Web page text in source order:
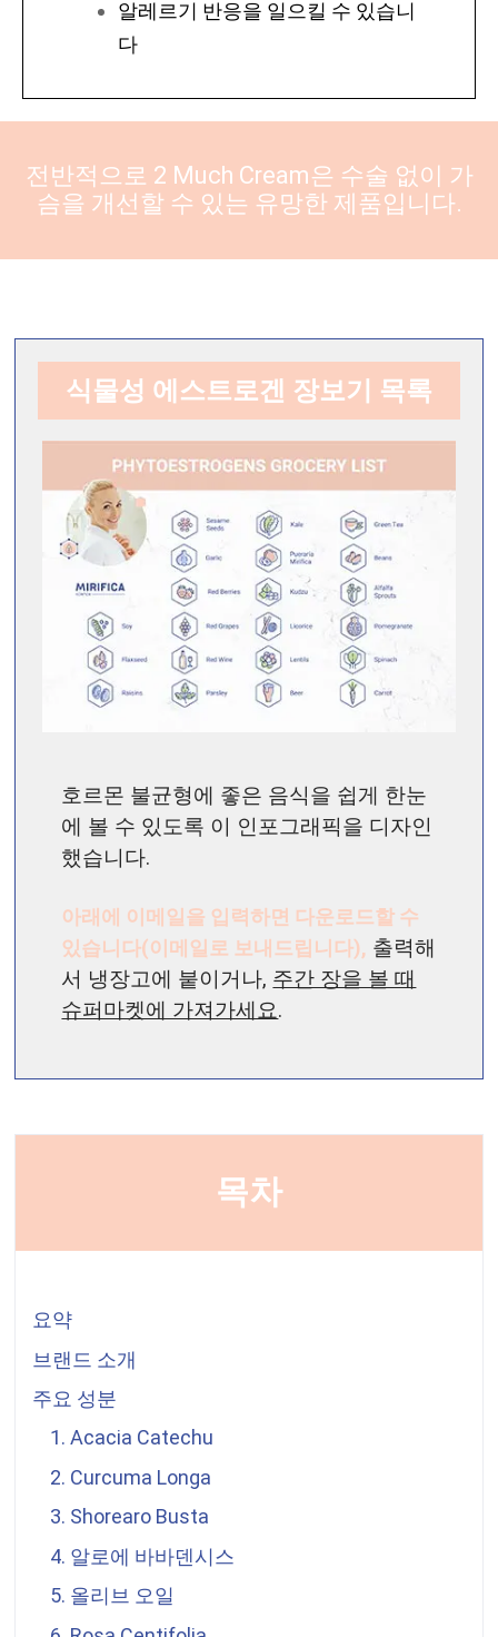
알레르기 반응을 일으킬 수 있습니
다
전반적으로 2 Much Cream은 수술 없이 가
슴을 개선할 수 있는 유망한 제품입니다.
식물성 에스트로겐 장보기 목록
호르몬 불균형에 좋은 음식을 쉽게 한눈
에 볼 수 있도록 이 인포그래픽을 디자인
했습니다.
아래에 이메일을 입력하면 다운로드할 수
있습니다(이메일로 보내드립니다), 출력해
서 냉장고에 붙이거나, 주간 장을 볼 때
슈퍼마켓에 가져가세요.
목차
요약
브랜드 소개
주요 성분
1. Acacia Catechu
2. Curcuma Longa
3. Shorearo Busta
4. 알로에 바바덴시스
5. 올리브 오일